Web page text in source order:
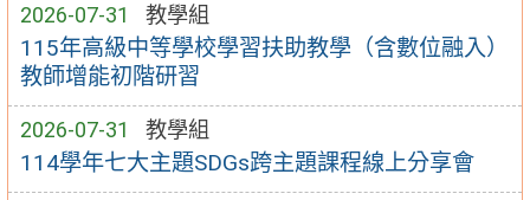
2026-07-31 教學組
115年高級中等學校學習扶助教學（含數位融入）
教師增能初階研習
2026-07-31 教學組
114學年七大主題SDGs跨主題課程線上分享會